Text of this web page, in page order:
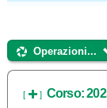
Operazioni...
[ ] Corso: